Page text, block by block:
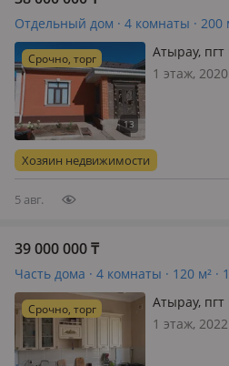
Отдельный дом · 4 комнаты · 200
Срочно, торг
Атырау,
1 этаж,
дом в
Курилкино
Хозяин недвижимости
5 авг.
39 000 000₸
Часть дома · 4 комнаты · 120 м² ·
Срочно, торг
Атырау,
Жанаталап
1 этаж,